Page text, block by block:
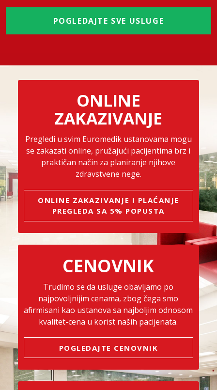
POGLEDAJTE SVE USLUGE
ONLINE
ZAKAZIVANJE
Pregledi u svim Euromedik ustanovama mogu
se zakazati online, pružajući pacijentima brz i
praktičan način za planiranje njihove
zdravstvene nege.
ONLINE ZAKAZIVANJE I PLAĆANJE
PREGLEDA SA 5% POPUSTA
CENOVNIK
Trudimo se da usluge obavljamo po
najpovoljnijim cenama, zbog čega smo
afirmisani kao ustanova sa najboljim odnosom
kvalitet-cena u korist naših pacijenata.
POGLEDAJTE CENOVNIK